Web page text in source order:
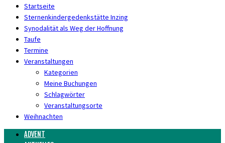
Startseite
Sternenkindergedenkstätte Inzing
Synodalität als Weg der Hoffnung
Taufe
Termine
Veranstaltungen
Kategorien
Meine Buchungen
Schlagwörter
Veranstaltungsorte
Weihnachten
ADVENT